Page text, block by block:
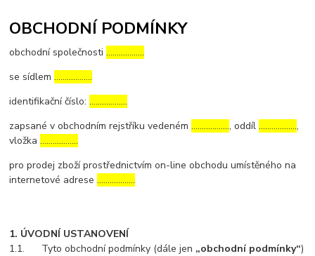
OBCHODNÍ PODMÍNKY
obchodní společnosti………………
se sídlem………………
identifikační číslo:………………
zapsané v obchodním rejstříku vedeném………………, oddíl………………,
vložka………………
pro prodej zboží prostřednictvím on-line obchodu umístěného na
internetové adrese………………
1. ÚVODNÍ USTANOVENÍ
1.1. Tyto obchodní podmínky (dále jen „obchodní podmínky“)